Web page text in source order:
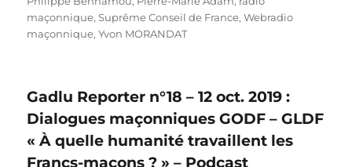
maçonnique,Suprême Conseil de France,Webradio
maçonnique,Yvon MORANDAT
Gadlu Reporter n°18 – 12 oct. 2019 :
Dialogues maçonniques GODF – GLDF
« À quelle humanité travaillent les
Francs-maçons ? » – Podcast